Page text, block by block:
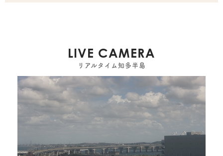
LIVE CAMERA
リアルタイム知多半島